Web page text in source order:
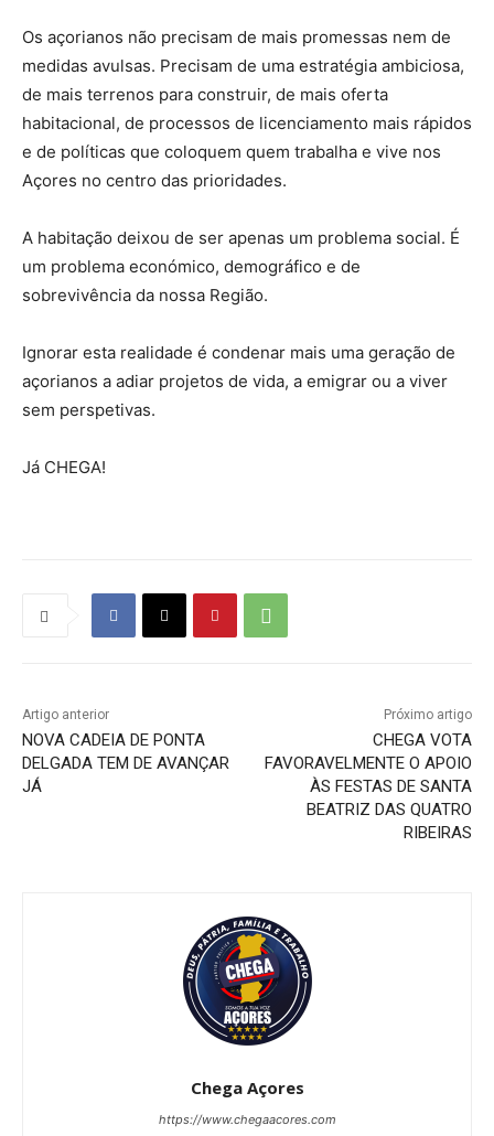
Os açorianos não precisam de mais promessas nem de
medidas avulsas. Precisam de uma estratégia ambiciosa,
de mais terrenos para construir, de mais oferta
habitacional, de processos de licenciamento mais rápidos
e de políticas que coloquem quem trabalha e vive nos
Açores no centro das prioridades.
A habitação deixou de ser apenas um problema social. É
um problema económico, demográfico e de
sobrevivência da nossa Região.
Ignorar esta realidade é condenar mais uma geração de
açorianos a adiar projetos de vida, a emigrar ou a viver
sem perspetivas.
Já CHEGA!
Artigo anterior
NOVA CADEIA DE PONTA
DELGADA TEM DE AVANÇAR
JÁ
Próximo artigo
CHEGA VOTA
FAVORAVELMENTE O APOIO
ÀS FESTAS DE SANTA
BEATRIZ DAS QUATRO
RIBEIRAS
Chega Açores
https://www.chegaacores.com